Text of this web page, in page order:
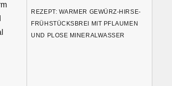
REZEPT: WARMER GEWÜRZ-HIRSE-
FRÜHSTÜCKSBREI MIT PFLAUMEN
UND PLOSE MINERALWASSER